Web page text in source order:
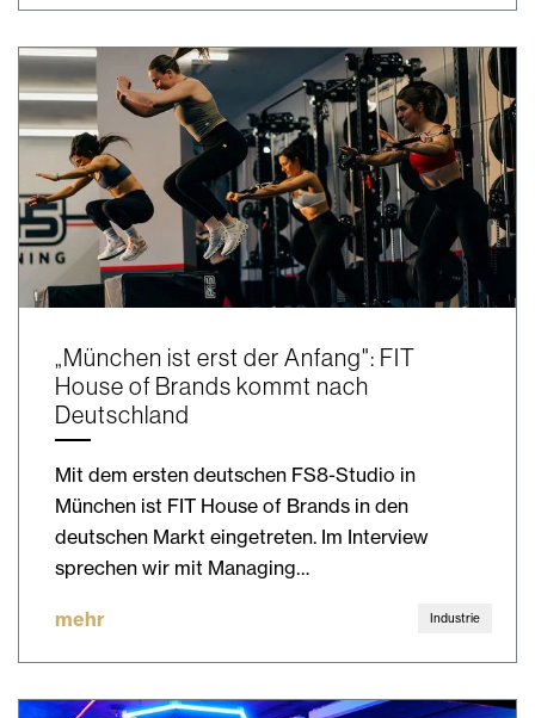
„München ist erst der Anfang": FIT
House of Brands kommt nach
Deutschland
Mit dem ersten deutschen FS8-Studio in
München ist FIT House of Brands in den
deutschen Markt eingetreten. Im Interview
sprechen wir mit Managing…
mehr Industrie